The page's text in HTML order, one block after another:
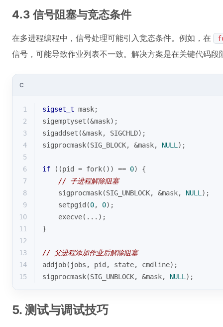
4.3 信号阻塞与竞态条件
在多进程编程中，信号处理可能引入竞态条件。例如，在
信号，可能导致作业列表不一致。解决方案是在关键代码段
C
1 sigset_t mask;
2
sigemptyset(&mask);
3
sigaddset(&mask, SIGCHLD);
4
sigprocmask(SIG_BLOCK, &mask, NULL );
5
6
if ((pid = fork()) == 0) {
7
// 子进程解除阻塞
8
    sigprocmask(SIG_UNBLOCK, &mask,
NULL );
9
    setpgid(
0, 0);
10
    execve(...);
11
}
12
13
// 父进程添加作业后解除阻塞
14
addjob(jobs, pid, state, cmdline);
15
sigprocmask(SIG_UNBLOCK, &mask, NULL );
5. 测试与调试技巧